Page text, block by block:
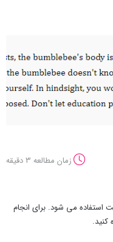
زمان مطالعه 3 دقیقه
استفاده می شود. برای انجام